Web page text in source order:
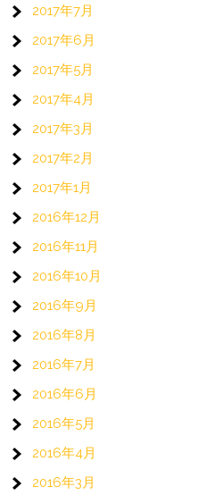
2017年7月
2017年6月
2017年5月
2017年4月
2017年3月
2017年2月
2017年1月
2016年12月
2016年11月
2016年10月
2016年9月
2016年8月
2016年7月
2016年6月
2016年5月
2016年4月
2016年3月